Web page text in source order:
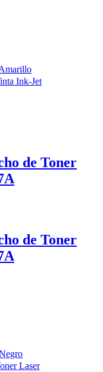
Ink-Jet
de Toner
de Toner
Laser